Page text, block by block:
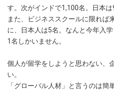
す。次がインドで1,100名。日本は
また、ビジネススクールに限れば
に、日本人は5名。なんと今年入
1名しかいません。
個人が留学をしようと思わない、
い。
「グローバル人材」と言うのは